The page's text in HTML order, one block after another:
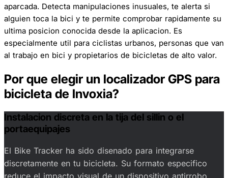
aparcada. Detecta manipulaciones inusuales, te alerta si
alguien toca la bici y te permite comprobar rapidamente su
ultima posicion conocida desde la aplicacion. Es
especialmente util para ciclistas urbanos, personas que van
al trabajo en bici y propietarios de bicicletas de alto valor.
Por que elegir un localizador GPS para
bicicleta de Invoxia?
Instalacion discreta en la tija del sillin o el
portaequipajes
El Bike Tracker ha sido disenado para integrarse
discretamente en tu bicicleta. Su formato especifico
reduce el impacto visual de un dispositivo antirrobo